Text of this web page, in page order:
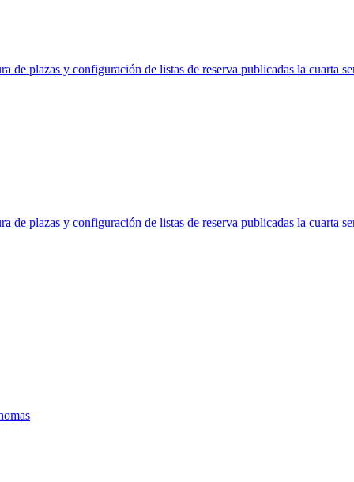
de plazas y configuración de listas de reserva publicadas la cuarta
de plazas y configuración de listas de reserva publicadas la cuarta